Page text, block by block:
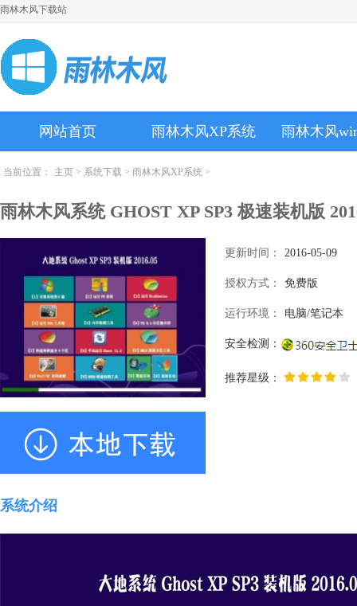
雨林木风下载站
网站首页 雨林木风XP系统 雨林木风
当前位置： 主页 > 系统下载 > 雨林木风XP系统 >
雨林木风系统 GHOST XP SP3 极速装机版
更新时间： 2016-05-09
授权方式： 免费版
运行环境： 电脑/笔记本
安全检测：
推荐星级：
系统介绍